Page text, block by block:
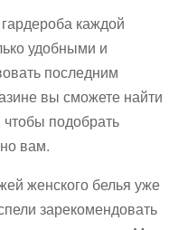
каждой
удобными и
последним
вы сможете найти
подобрать
вам.
женского белья уже
зарекомендовать